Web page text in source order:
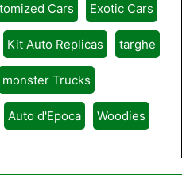
Cars Exotic Cars
Kit Auto Replicas targhe
monster Trucks
Auto d'Epoca Woodies